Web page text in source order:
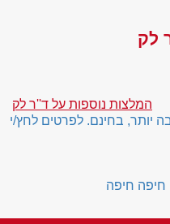
לק
המלצות נוספות על ד''ר לק
יותר, בחינם. לפרטים לחץ/י
חיפה חיפה